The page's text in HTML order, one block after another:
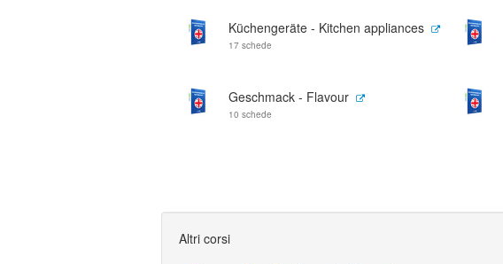
Küchengeräte - Kitchen appliances
17 schede
Geschmack - Flavour
10 schede
Altri corsi